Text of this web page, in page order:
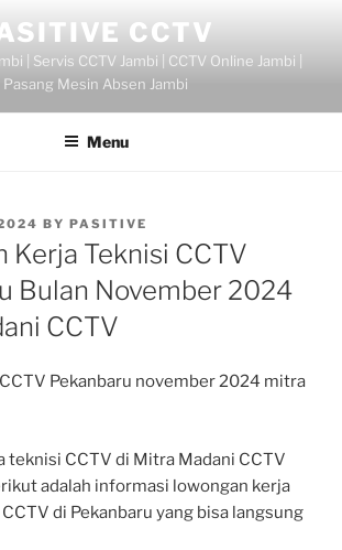
CCTV
| Servis CCTV Jambi | CCTV Online Jambi |
Pasang Mesin Absen Jambi
Menu
BY PASITIVE
Kerja Teknisi CCTV
Bulan November 2024
CCTV
teknisi CCTV di Mitra Madani CCTV
adalah informasi lowongan kerja
di Pekanbaru yang bisa langsung